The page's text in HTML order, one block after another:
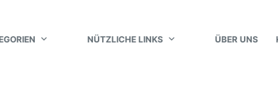
NÜTZLICHE LINKS ÜBER UNS